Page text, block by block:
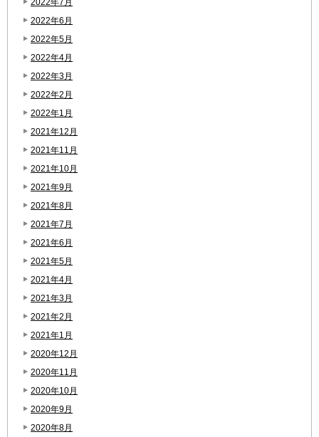
2022年7月
2022年6月
2022年5月
2022年4月
2022年3月
2022年2月
2022年1月
2021年12月
2021年11月
2021年10月
2021年9月
2021年8月
2021年7月
2021年6月
2021年5月
2021年4月
2021年3月
2021年2月
2021年1月
2020年12月
2020年11月
2020年10月
2020年9月
2020年8月